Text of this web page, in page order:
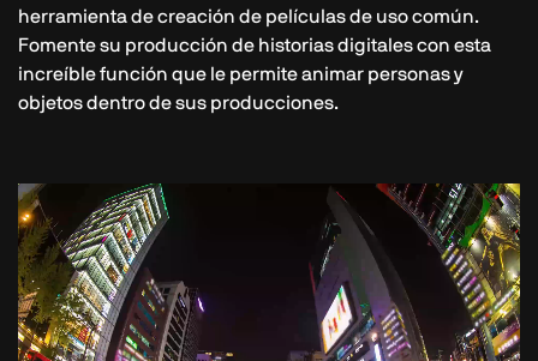
herramienta de creación de películas de uso común.
Fomente su producción de historias digitales con esta
increíble función que le permite animar personas y
objetos dentro de sus producciones.